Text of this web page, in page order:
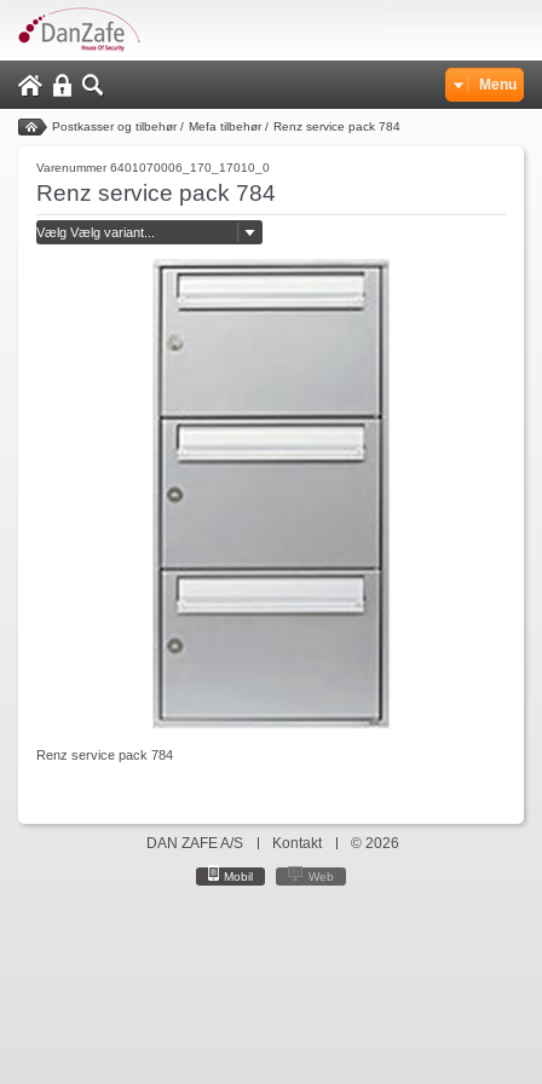
Menu
Postkasser og tilbehør/ Mefa tilbehør/ Renz service pack 784
Varenummer 6401070006_170_17010_0
Renz service pack 784
Renz service pack 784
DAN ZAFE A/S Kontakt © 2026
Mobil Web